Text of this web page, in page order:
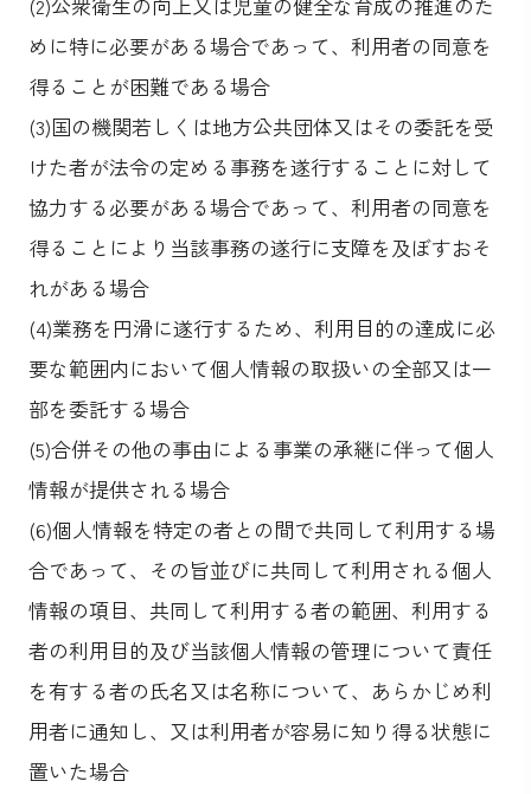
めに特に必要がある場合であって、利用者の同意を
得ることが困難である場合
(3)国の機関若しくは地方公共団体又はその委託を受
けた者が法令の定める事務を遂行することに対して
協力する必要がある場合であって、利用者の同意を
得ることにより当該事務の遂行に支障を及ぼすおそ
れがある場合
(4)業務を円滑に遂行するため、利用目的の達成に必
要な範囲内において個人情報の取扱いの全部又は一
部を委託する場合
(5)合併その他の事由による事業の承継に伴って個人
情報が提供される場合
(6)個人情報を特定の者との間で共同して利用する場
合であって、その旨並びに共同して利用される個人
情報の項目、共同して利用する者の範囲、利用する
者の利用目的及び当該個人情報の管理について責任
を有する者の氏名又は名称について、あらかじめ利
用者に通知し、又は利用者が容易に知り得る状態に
置いた場合